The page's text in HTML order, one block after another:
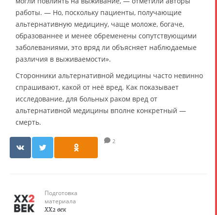
работы. — Но, поскольку пациенты, получающие
альтернативную медицину, чаще моложе, богаче,
образованнее и менее обременены сопутствующими
заболеваниями, это вряд ли объясняет наблюдаемые
различия в выживаемости».
Сторонники альтернативной медицины часто невинно
спрашивают, какой от неё вред. Как показывает
исследование, для больных раком вред от
альтернативной медицины вполне конкретный —
смерть.
2
Подготовка
материала
XX2 век